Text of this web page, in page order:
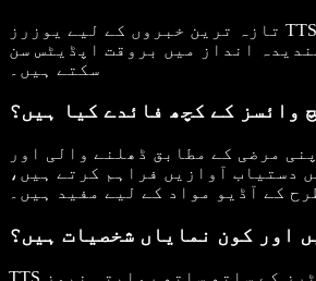
تازہ ترین خبروں کے لیے یوزرز TTS نیوز رپورٹر سے
انداز میں بروقت اپڈیٹس سن
سکتے ہیں۔
وائسز کے کچھ فائدے کیا ہیں؟
مرضی کے مطابق ڈھلنے والی اور
دستیاب آوازیں فراہم کرتے ہیں،
کے آڈیو مواد کے لیے مفید ہیں۔
اور کون نمایاں شخصیات ہیں؟
TTS نیوز رپورٹرز کے ساتھ ساتھ روایتی نیوز